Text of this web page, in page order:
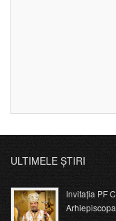
ULTIMELE ȘTIRI
Invitația PF